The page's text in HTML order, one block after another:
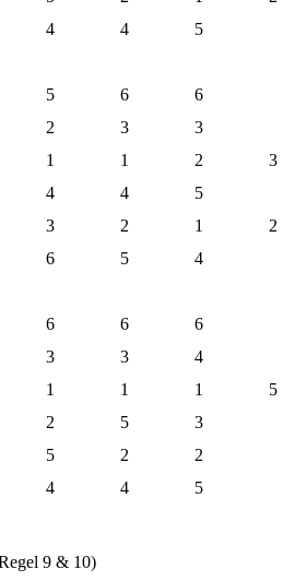
4 4
5
5 6
6
2 3
3
1 1 2
3
4 4
5
3 2 1
2
6 5
4
6 6
6
3 3
4
1 1 1
5
2 5
3
5 2
2
4 4 5
9 & 10)